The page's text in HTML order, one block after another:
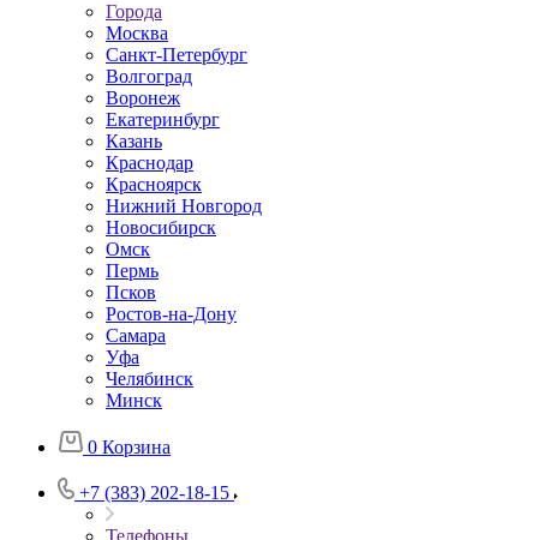
Города
Москва
Санкт-Петербург
Волгоград
Воронеж
Екатеринбург
Казань
Краснодар
Красноярск
Нижний Новгород
Новосибирск
Омск
Пермь
Псков
Ростов-на-Дону
Самара
Уфа
Челябинск
Минск
0 Корзина
+7 (383) 202-18-15
Телефоны